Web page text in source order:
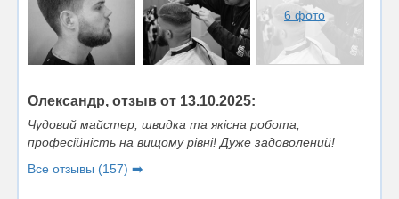
6 фото
Олександр, отзыв от 13.10.2025:
Чудовий майстер, швидка та якісна робота,
професійність на вищому рівні! Дуже задоволений!
Все отзывы (157) ➡️